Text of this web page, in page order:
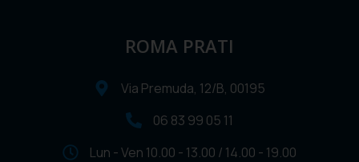
ROMA PRATI
Via Premuda, 12/B, 00195
06 83 99 05 11
Lun - Ven 10.00 - 13.00 / 14.00 - 19.00